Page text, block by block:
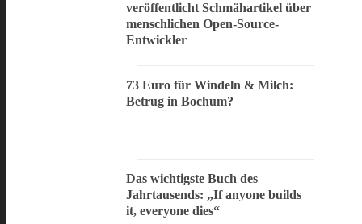
veröffentlicht Schmähartikel über
menschlichen Open-Source-
Entwickler
73 Euro für Windeln & Milch:
Betrug in Bochum?
Das wichtigste Buch des
Jahrtausends: „If anyone builds
it, everyone dies“